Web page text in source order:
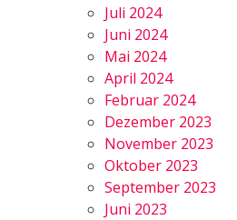
Juli 2024
Juni 2024
Mai 2024
April 2024
Februar 2024
Dezember 2023
November 2023
Oktober 2023
September 2023
Juni 2023